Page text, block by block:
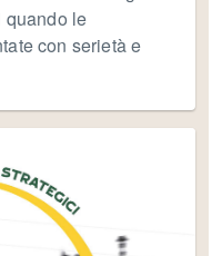
quando le
con serietà e